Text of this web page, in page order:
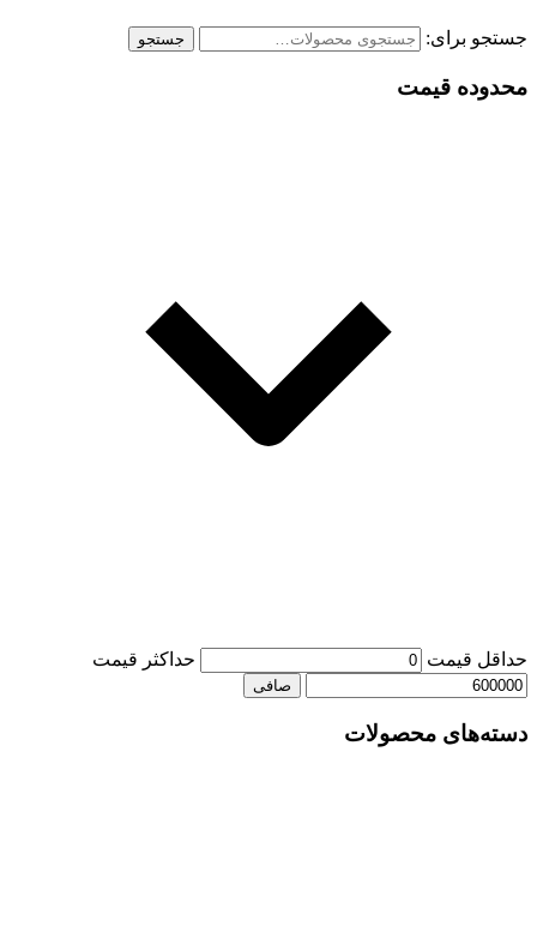
جستجو برای: جستجو
محدوده قیمت
حداقل قیمت حداكثر قيمت
صافی
دسته‌های محصولات